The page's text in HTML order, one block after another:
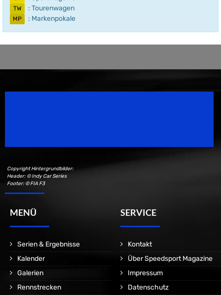
TW : Tourenwagen
MP : Markenpokale
Copyright Hintergrundbilder:
Header: © Indy Car Series
Footer: © FIA F3
MENÜ
Serien & Ergebnisse
Kalender
Galerien
Rennstrecken
SERVICE
Kontakt
Über Speedsport Magazine
Impressum
Datenschutz